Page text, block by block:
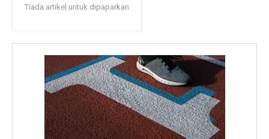
Tiada artikel untuk dipaparkan